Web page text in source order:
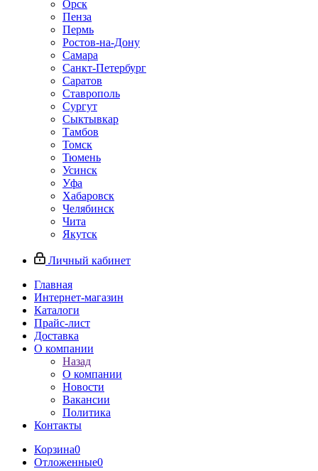
Орск
Пенза
Пермь
Ростов-на-Дону
Самара
Санкт-Петербург
Саратов
Ставрополь
Сургут
Сыктывкар
Тамбов
Томск
Тюмень
Усинск
Уфа
Хабаровск
Челябинск
Чита
Якутск
Личный кабинет
Главная
Интернет-магазин
Каталоги
Прайс-лист
Доставка
О компании
Назад
О компании
Новости
Вакансии
Политика
Контакты
Корзина0
Отложенные0